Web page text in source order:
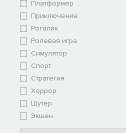
Платформер
Приключение
Рогалик
Ролевая игра
Симулятор
Спорт
Стратегия
Хоррор
Шутер
Экшен